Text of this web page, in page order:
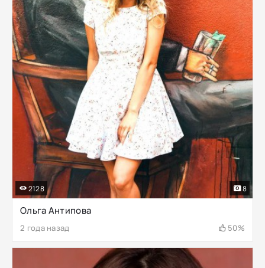
Ольга Антипова
2 года назад 50%
2128 8